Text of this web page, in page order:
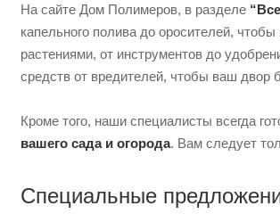
На сайте Дом Полимеров, в разделе
капельного полива до оросителей,
растениями, от инструментов до
средств от вредителей, чтобы ваш
Кроме того, наши специалисты всегда
вашего сада и огорода. Вам следует
Специальные